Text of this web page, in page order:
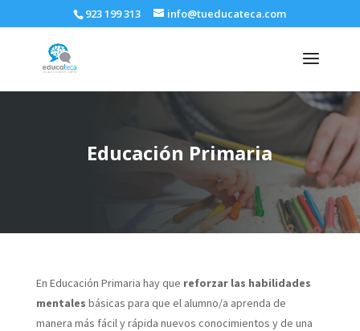
923 199 313 info@tueducateca.com
Educación Primaria
En Educación Primaria hay que reforzar las habilidades
mentales básicas para que el alumno/a aprenda de
manera más fácil y rápida nuevos conocimientos y de una